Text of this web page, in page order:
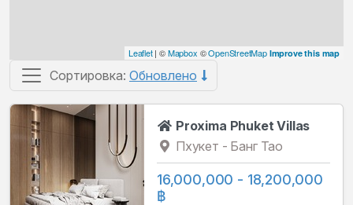
Leaflet| ©Mapbox ©OpenStreetMap Improve this map
Сортировка: Обновлено
Proxima Phuket Villas
Пхукет - Банг Тао
16,000,000 - 18,200,000
฿